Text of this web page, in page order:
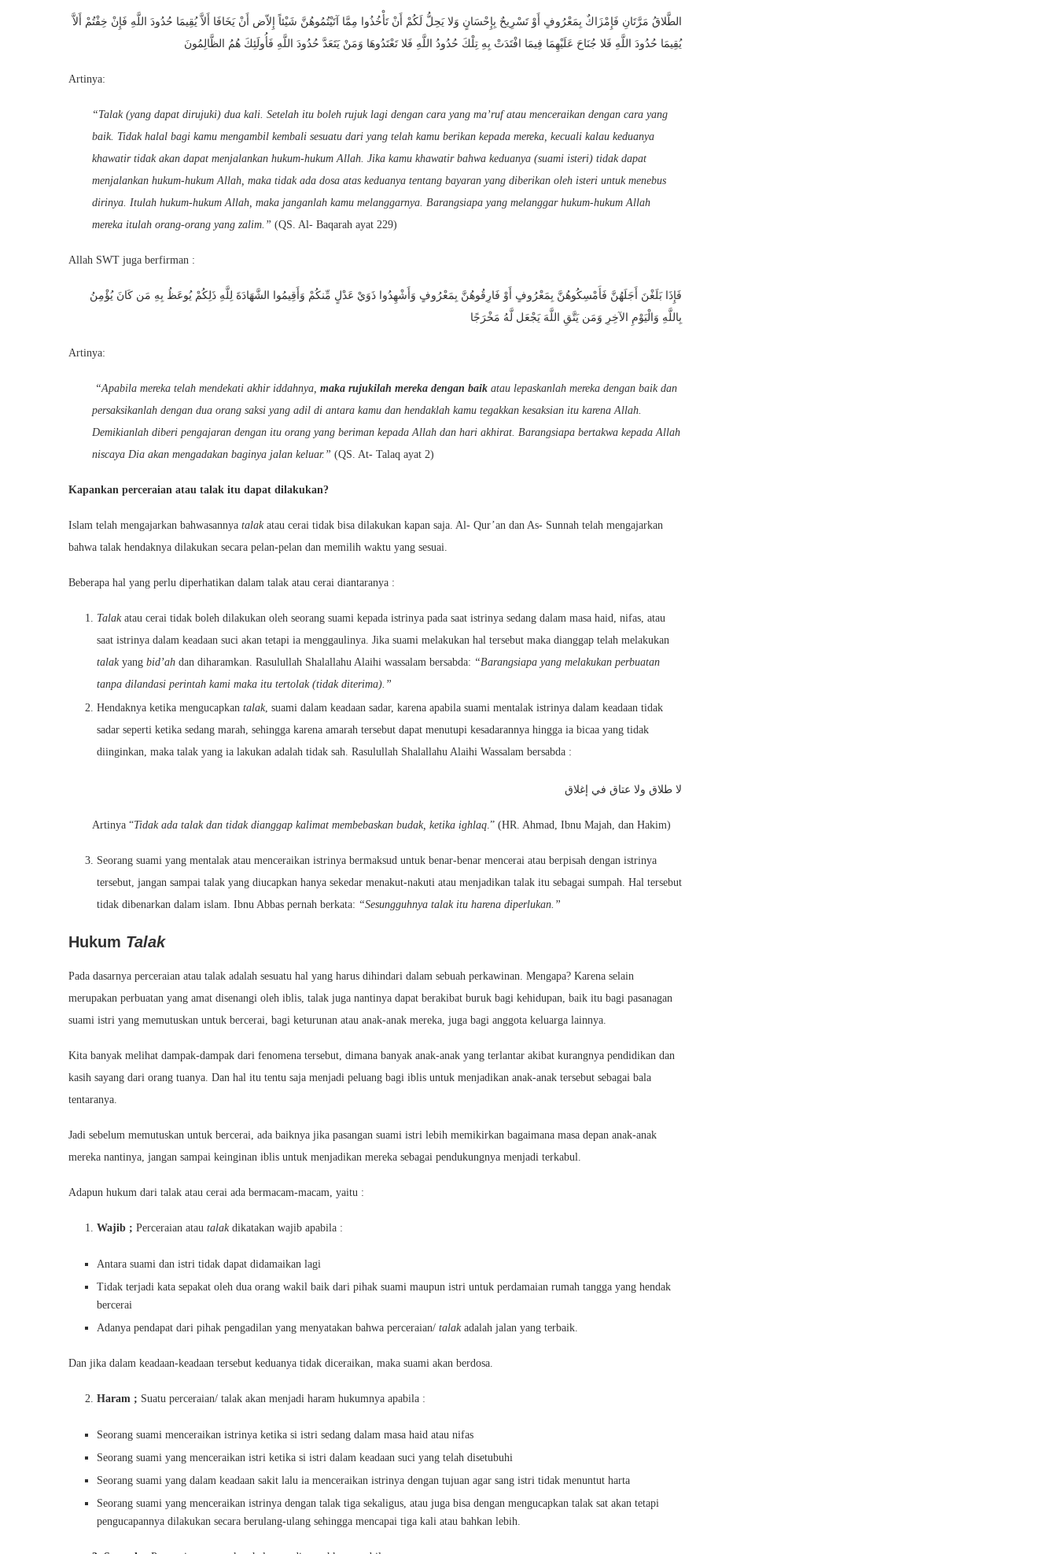
الطَّلاقُ مَرَّتَانِ فَإِمْزَاكٌ بِمَعْرُوفٍ أَوْ تَسْرِيحٌ بِإِحْسَانٍ وَلا يَحِلُّ لَكُمْ أَنْ تَأْخُذُوا مِمَّا آتَيْتُمُوهُنَّ شَيْئاً إِلاّض أَنْ يَخَافَا أَلاَّ يُقِيمَا حُدُودَ اللَّهِ فَإِنْ خِفْتُمْ أَلاَّ
يُقِيمَا حُدُودَ اللَّهِ فَلا جُنَاحَ عَلَيْهِمَا فِيمَا افْتَدَتْ بِهِ تِلْكَ حُدُودُ اللَّهِ فَلا تَعْتَدُوهَا وَمَنْ يَتَعَدَّ حُدُودَ اللَّهِ فَأُولَئِكَ هُمُ الظَّالِمُونَ
Artinya:
“Talak (yang dapat dirujuki) dua kali. Setelah itu boleh rujuk lagi dengan cara yang ma’ruf atau menceraikan dengan cara yang
baik. Tidak halal bagi kamu mengambil kembali sesuatu dari yang telah kamu berikan kepada mereka, kecuali kalau keduanya
khawatir tidak akan dapat menjalankan hukum-hukum Allah. Jika kamu khawatir bahwa keduanya (suami isteri) tidak dapat
menjalankan hukum-hukum Allah, maka tidak ada dosa atas keduanya tentang bayaran yang diberikan oleh isteri untuk menebus
dirinya. Itulah hukum-hukum Allah, maka janganlah kamu melanggarnya. Barangsiapa yang melanggar hukum-hukum Allah
mereka itulah orang-orang yang zalim.” (QS. Al- Baqarah ayat 229)
Allah SWT juga berfirman :
فَإِذَا بَلَغْنَ أَجَلَهُنَّ فَأَمْسِكُوهُنَّ بِمَعْرُوفٍ أَوْ فَارِقُوهُنَّ بِمَعْرُوفٍ وَأَشْهِدُوا ذَوَيْ عَدْلٍ مِّنكُمْ وَأَقِيمُوا الشَّهَادَةَ لِلَّهِ ذَلِكُمْ يُوعَظُ بِهِ مَن كَانَ يُؤْمِنُ
بِاللَّهِ وَالْيَوْمِ الآخِرِ وَمَن يَتَّقِ اللَّهَ يَجْعَل لَّهُ مَخْرَجًا
Artinya:
“Apabila mereka telah mendekati akhir iddahnya, maka rujukilah mereka dengan baik atau lepaskanlah mereka dengan baik dan
persaksikanlah dengan dua orang saksi yang adil di antara kamu dan hendaklah kamu tegakkan kesaksian itu karena Allah.
Demikianlah diberi pengajaran dengan itu orang yang beriman kepada Allah dan hari akhirat. Barangsiapa bertakwa kepada Allah
niscaya Dia akan mengadakan baginya jalan keluar.” (QS. At- Talaq ayat 2)
Kapankan perceraian atau talak itu dapat dilakukan?
Islam telah mengajarkan bahwasannya talakatau cerai tidak bisa dilakukan kapan saja. Al- Qur’an dan As- Sunnah telah mengajarkan
bahwa talak hendaknya dilakukan secara pelan-pelan dan memilih waktu yang sesuai.
Beberapa hal yang perlu diperhatikan dalam talak atau cerai diantaranya :
Talakatau cerai tidak boleh dilakukan oleh seorang suami kepada istrinya pada saat istrinya sedang dalam masa haid, nifas, atau
saat istrinya dalam keadaan suci akan tetapi ia menggaulinya. Jika suami melakukan hal tersebut maka dianggap telah melakukan
talakyang bid’ah dan diharamkan. Rasulullah Shalallahu Alaihi wassalam bersabda: “Barangsiapa yang melakukan perbuatan
tanpa dilandasi perintah kami maka itu tertolak (tidak diterima).”
Hendaknya ketika mengucapkan talak, suami dalam keadaan sadar, karena apabila suami mentalak istrinya dalam keadaan tidak
sadar seperti ketika sedang marah, sehingga karena amarah tersebut dapat menutupi kesadarannya hingga ia bicaa yang tidak
diinginkan, maka talak yang ia lakukan adalah tidak sah. Rasulullah Shalallahu Alaihi Wassalam bersabda :
لا طلاق ولا عتاق في إغلاق
Artinya “Tidak ada talak dan tidak dianggap kalimat membebaskan budak, ketika ighlaq.” (HR. Ahmad, Ibnu Majah, dan Hakim)
Seorang suami yang mentalak atau menceraikan istrinya bermaksud untuk benar-benar mencerai atau berpisah dengan istrinya
tersebut, jangan sampai talak yang diucapkan hanya sekedar menakut-nakuti atau menjadikan talak itu sebagai sumpah. Hal tersebut
tidak dibenarkan dalam islam. Ibnu Abbas pernah berkata: “Sesungguhnya talak itu harena diperlukan.”
Hukum Talak
Pada dasarnya perceraian atau talak adalah sesuatu hal yang harus dihindari dalam sebuah perkawinan. Mengapa? Karena selain
merupakan perbuatan yang amat disenangi oleh iblis, talak juga nantinya dapat berakibat buruk bagi kehidupan, baik itu bagi pasanagan
suami istri yang memutuskan untuk bercerai, bagi keturunan atau anak-anak mereka, juga bagi anggota keluarga lainnya.
Kita banyak melihat dampak-dampak dari fenomena tersebut, dimana banyak anak-anak yang terlantar akibat kurangnya pendidikan dan
kasih sayang dari orang tuanya. Dan hal itu tentu saja menjadi peluang bagi iblis untuk menjadikan anak-anak tersebut sebagai bala
tentaranya.
Jadi sebelum memutuskan untuk bercerai, ada baiknya jika pasangan suami istri lebih memikirkan bagaimana masa depan anak-anak
mereka nantinya, jangan sampai keinginan iblis untuk menjadikan mereka sebagai pendukungnya menjadi terkabul.
Adapun hukum dari talak atau cerai ada bermacam-macam, yaitu :
Wajib ; Perceraian atau talakdikatakan wajib apabila :
Antara suami dan istri tidak dapat didamaikan lagi
Tidak terjadi kata sepakat oleh dua orang wakil baik dari pihak suami maupun istri untuk perdamaian rumah tangga yang hendak
bercerai
Adanya pendapat dari pihak pengadilan yang menyatakan bahwa perceraian/ talakadalah jalan yang terbaik.
Dan jika dalam keadaan-keadaan tersebut keduanya tidak diceraikan, maka suami akan berdosa.
Haram ; Suatu perceraian/ talak akan menjadi haram hukumnya apabila :
Seorang suami menceraikan istrinya ketika si istri sedang dalam masa haid atau nifas
Seorang suami yang menceraikan istri ketika si istri dalam keadaan suci yang telah disetubuhi
Seorang suami yang dalam keadaan sakit lalu ia menceraikan istrinya dengan tujuan agar sang istri tidak menuntut harta
Seorang suami yang menceraikan istrinya dengan talak tiga sekaligus, atau juga bisa dengan mengucapkan talak sat akan tetapi
pengucapannya dilakukan secara berulang-ulang sehingga mencapai tiga kali atau bahkan lebih.